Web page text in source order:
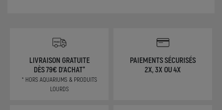
LIVRAISON GRATUITE
DÈS 79€ D'ACHAT*
* HORS AQUARIUMS & PRODUITS
LOURDS
PAIEMENTS SÉCURISÉS
2X, 3X OU 4X